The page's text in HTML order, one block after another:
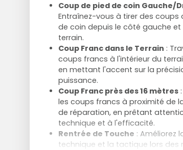
Coup de pied de coin Gauche/
Entraînez-vous à tirer des coups
de coin depuis le côté gauche
terrain.
Coup Franc dans le Terrain :
coups francs à l'intérieur du
en mettant l'accent sur la
puissance.
Coup Franc près des 16 mètres:
les coups francs à proximité de
de réparation, en prêtant
technique et à l'efficacité.
Rentrée de Touche : Améliorez
technique et la tactique lors des